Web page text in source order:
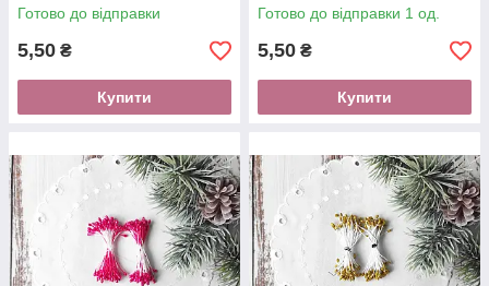
Готово до відправки
5,50 ₴
Купити
Готово до відправки 1 од.
5,50 ₴
Купити